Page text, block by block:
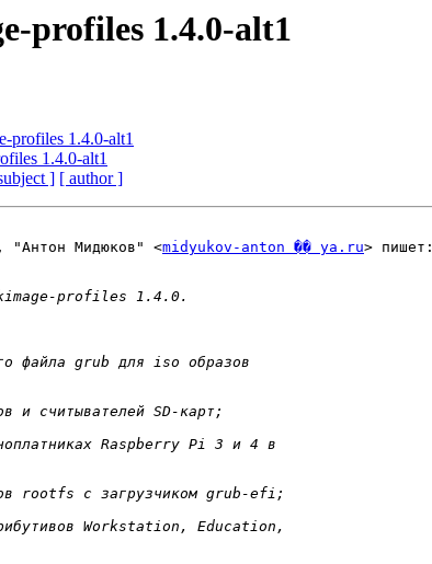
profiles 1.4.0-alt1
profiles 1.4.0-alt1
1.4.0-alt1
] [ author ]
"Антон Мидюков" <midyukov-anton �� ya.ru> пишет: